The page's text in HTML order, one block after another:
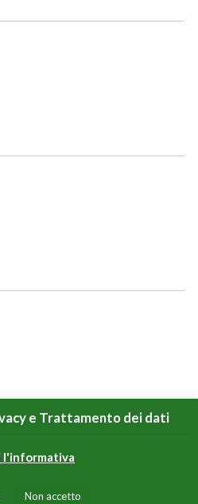
Themeby Vektor,Inc. technology.
e Trattamento dei dati
l'informativa
Non accetto